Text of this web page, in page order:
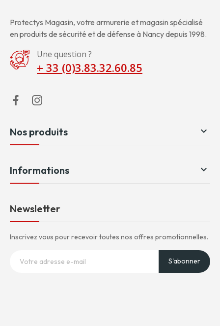
Protectys Magasin, votre armurerie et magasin spécialisé
en produits de sécurité et de défense à Nancy depuis 1998.
Une question ?
+ 33 (0)3.83.32.60.85
Nos produits 
Informations 
Newsletter
Inscrivez vous pour recevoir toutes nos offres promotionnelles.
S'abonner